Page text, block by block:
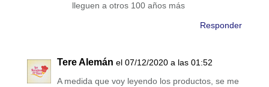
lleguen a otros 100 años más
Responder
Tere Alemán el 07/12/2020 a las 01:52
A medida que voy leyendo los productos, se me